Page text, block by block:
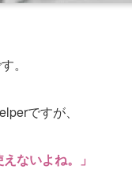
。
ですが、
ないよね。」